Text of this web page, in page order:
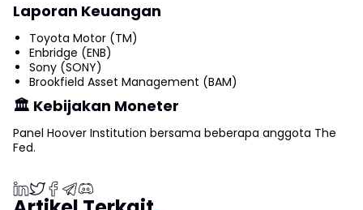
Laporan Keuangan
Toyota Motor (TM)
Enbridge (ENB)
Sony (SONY)
Brookfield Asset Management (BAM)
🏛 Kebijakan Moneter
Panel Hoover Institution bersama beberapa anggota The
Fed.